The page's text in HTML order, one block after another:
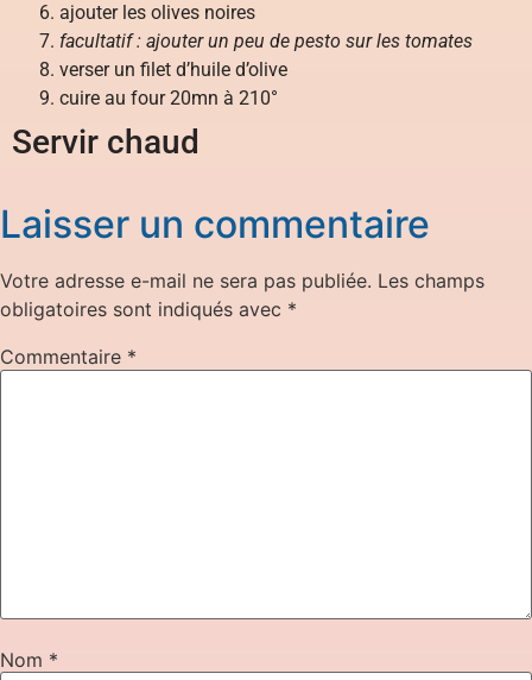
ajouter les olives noires
facultatif : ajouter un peu de pesto sur les tomates
verser un filet d’huile d’olive
cuire au four 20mn à 210°
Servir chaud
Laisser un commentaire
Votre adresse e-mail ne sera pas publiée. Les champs
obligatoires sont indiqués avec *
Commentaire *
Nom *